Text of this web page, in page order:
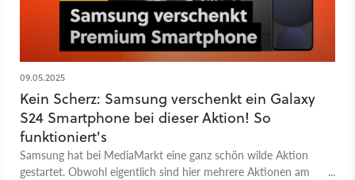
09.05.2025
Kein Scherz: Samsung verschenkt ein Galaxy
S24 Smartphone bei dieser Aktion! So
funktioniert's
Samsung hat bei MediaMarkt eine ganz schön wilde Aktion
gestartet. Obwohl eigentlich sind hier mehrere Aktionen am